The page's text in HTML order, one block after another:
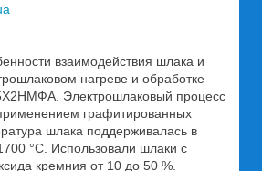
взаимодействия шлака и
нагреве и обработке
Электрошлаковый процесс
графитированных
шлака поддерживалась в
°С. Использовали шлаки с
кремния от 10 до 50 %.